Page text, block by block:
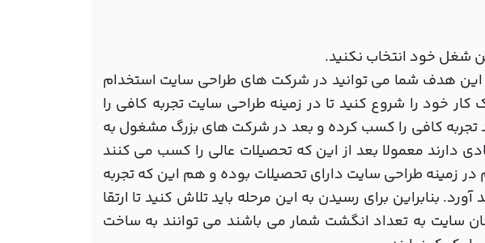
این هدف شما می توانید در شرکت های طراحی سایت استخدام
خود را شروع کنید تا در زمینه طراحی سایت تجربه کافی را
تجربه کافی را کسب کرده و بعد در شرکت های بزرگ مشغول به
دارند معمولا بعد از این که تحصیلات عالی را کسب می کنند
در زمینه طراحی سایت دارای تحصیلات بوده و هم این که تجربه
بنابراین برای رسیدن به این مرحله باید تلاش کنید تا ارتقا
سایت به تعداد انگشت شمار می باشند می توانند به ساخت